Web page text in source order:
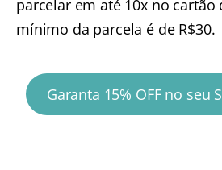
parcelar em até 10x no
mínimo da parcela é de R$30.
Garanta 15% OFF no seu